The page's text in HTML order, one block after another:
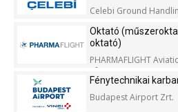
Celebi Ground
Oktató
oktató)
PHARMAFLIGHT
Kft.
Fénytechnikai
Budapest Airport Zrt.